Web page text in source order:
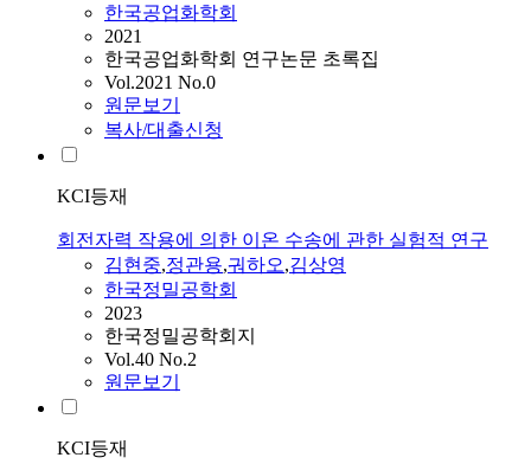
한국공업화학회
2021
한국공업화학회 연구논문 초록집
Vol.2021 No.0
원문보기
복사/대출신청
KCI등재
회전자력 작용에 의한 이온 수송에 관한 실험적 연구
김현중,정관용,궈하오,김상영
한국정밀공학회
2023
한국정밀공학회지
Vol.40 No.2
원문보기
KCI등재